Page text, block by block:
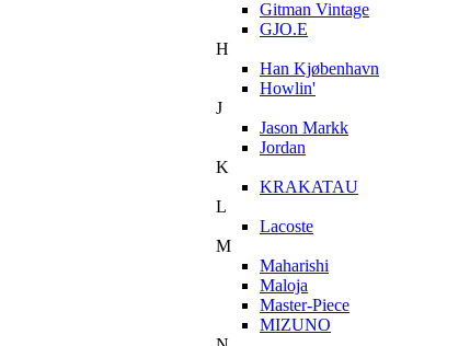
Gitman Vintage
GJO.E
H
Han Kjøbenhavn
Howlin'
J
Jason Markk
Jordan
K
KRAKATAU
L
Lacoste
M
Maharishi
Maloja
Master-Piece
MIZUNO